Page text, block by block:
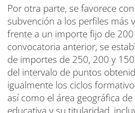
Por otra parte, se favorece
subvención a los perfiles más
frente a un importe fijo de
convocatoria anterior, se
de importes de 250, 200 y
del intervalo de puntos
igualmente los ciclos
así como el área geográfica